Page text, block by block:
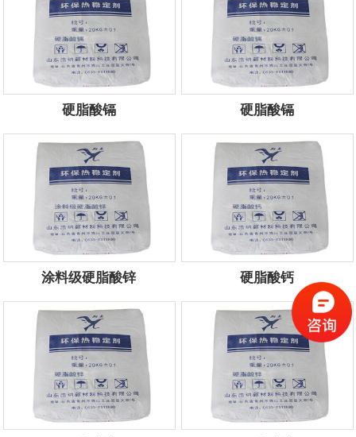
硬脂酸镉
服务电话：13854434444
硬脂酸镉
服务电话：13854434444
涂料级硬脂酸锌
服务电话：13854434444
硬脂酸钙
服务电话：13854434444